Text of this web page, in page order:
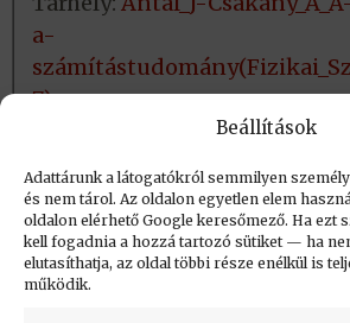
Beállítások
Adattárunk a látogatókról semmilyen
és nem tárol. Az oldalon egyetlen elem
oldalon elérhető Google keresőmező. Ha ezt
kell fogadnia a hozzá tartozó sütiket — ha
elutasíthatja, az oldal többi része enélkül is
működik.
a-
7)
Létrehozva: 2024.06.11. 11:18
Utolsó módosítás: 2024.06.20. 18:57